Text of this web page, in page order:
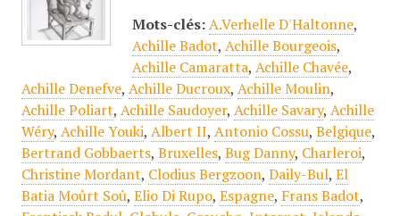
Mots-clés: A.Verhelle D'Haltonne,
Achille Badot, Achille Bourgeois,
Achille Camaratta, Achille Chavée,
Achille Denefve, Achille Ducroux, Achille Moulin,
Achille Poliart, Achille Saudoyer, Achille Savary, Achille
Wéry, Achille Youki, Albert II, Antonio Cossu, Belgique,
Bertrand Gobbaerts, Bruxelles, Bug Danny, Charleroi,
Christine Mordant, Clodius Bergzoon, Daily-Bul, El
Batia Moûrt Soû, Elio Di Rupo, Espagne, Frans Badot,